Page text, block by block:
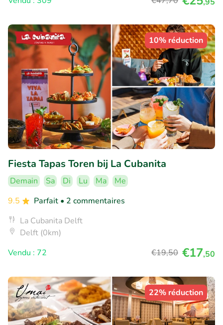
,95
10% réduction
Fiesta Tapas Toren bij La Cubanita
Demain Sa Di Lu Ma
Me
9.5
Parfait • 2 commentaires
La Cubanita Delft
Delft (0km)
Vendu : 72
€19,50 €17,50
22% réduction